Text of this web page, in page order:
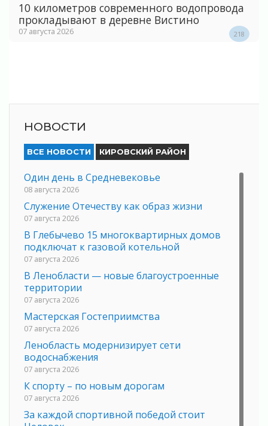
10 километров современного водопровода
прокладывают в деревне Вистино
07 августа 2026 218
НОВОСТИ
ВСЕ НОВОСТИ КИРОВСКИЙ РАЙОН
Один день в Средневековье
08 августа 2026
Служение Отечеству как образ жизни
07 августа 2026
В Глебычево 15 многоквартирных домов
подключат к газовой котельной
07 августа 2026
В Ленобласти — новые благоустроенные
территории
07 августа 2026
Мастерская Гостеприимства
07 августа 2026
Ленобласть модернизирует сети
водоснабжения
07 августа 2026
К спорту – по новым дорогам
07 августа 2026
За каждой спортивной победой стоит